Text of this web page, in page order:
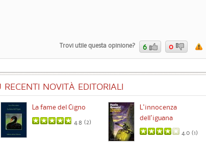
Trovi utile questa opinione? 6 0
RECENTI NOVITÀ EDITORIALI
La fame del Cigno
4.8 (2)
L'innocenza
dell'iguana
4.0 (1)